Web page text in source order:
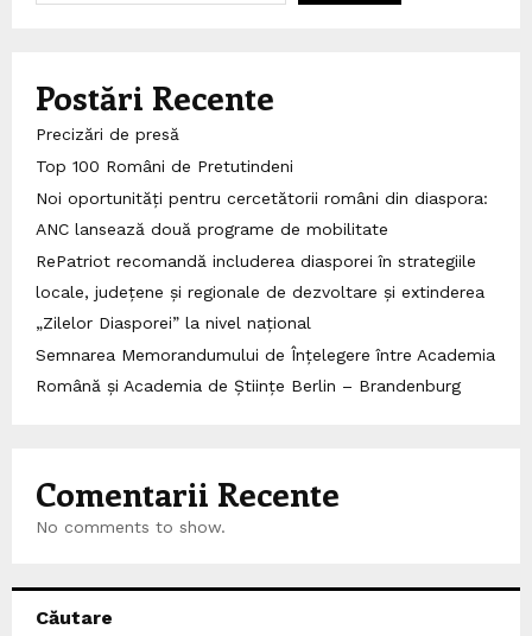
Postări Recente
Precizări de presă
Top 100 Români de Pretutindeni
Noi oportunități pentru cercetătorii români din diaspora:
ANC lansează două programe de mobilitate
RePatriot recomandă includerea diasporei în strategiile
locale, județene și regionale de dezvoltare și extinderea
„Zilelor Diasporei” la nivel național
Semnarea Memorandumului de Înțelegere între Academia
Română și Academia de Științe Berlin – Brandenburg
Comentarii Recente
No comments to show.
Căutare